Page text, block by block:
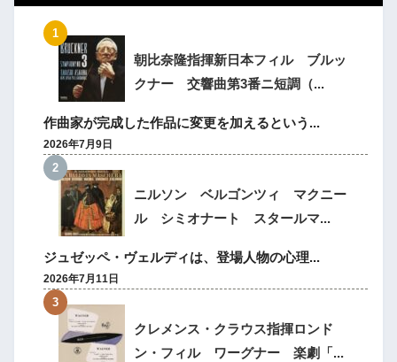
朝比奈隆指揮新日本フィル ブルッ
クナー 交響曲第3番ニ短調（...
作曲家が完成した作品に変更を加えるという...
2026年7月9日
ニルソン ベルゴンツィ マクニー
ル シミオナート スタールマ...
ジュゼッペ・ヴェルディは、登場人物の心理...
2026年7月11日
クレメンス・クラウス指揮ロンド
ン・フィル ワーグナー 楽劇「...